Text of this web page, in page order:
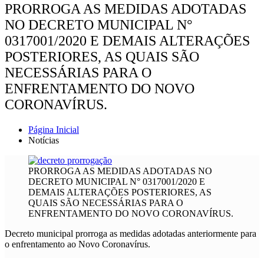
PRORROGA AS MEDIDAS ADOTADAS
NO DECRETO MUNICIPAL N°
0317001/2020 E DEMAIS ALTERAÇÕES
POSTERIORES, AS QUAIS SÃO
NECESSÁRIAS PARA O
ENFRENTAMENTO DO NOVO
CORONAVÍRUS.
Página Inicial
Notícias
PRORROGA AS MEDIDAS ADOTADAS NO
DECRETO MUNICIPAL N° 0317001/2020 E
DEMAIS ALTERAÇÕES POSTERIORES, AS
QUAIS SÃO NECESSÁRIAS PARA O
ENFRENTAMENTO DO NOVO CORONAVÍRUS.
Decreto municipal prorroga as medidas adotadas anteriormente para
o enfrentamento ao Novo Coronavírus.